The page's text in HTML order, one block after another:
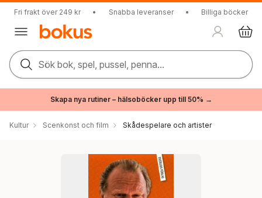
Fri frakt över 249 kr • Snabba leveranser • Billiga böcker
Sök bok, spel, pussel, penna...
Skapa nya rutiner – hälsoböcker upp till 50% →
Kultur Scenkonst och film Skådespelare och artister